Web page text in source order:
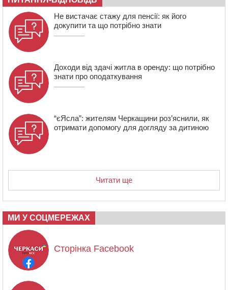
стрільцем ДШВ
17:29 Апеляційний суд підтвердив стягнення майже 250
тис. грн шкоди за незаконний вилов риби
16:07
У Черкасах за ніч виявили 15 порушників
комендантської години та 10 нетверезих водіїв
Не вистачає стажу для пенсії: як його
докупити та що потрібно знати
Доходи від здачі житла в оренду: що потрібно
знати про оподаткування
“єЯсла”: жителям Черкащини роз’яснили, як
отримати допомогу для догляду за дитиною
Читати ще
МИ У СОЦМЕРЕЖАХ
Сторінка Facebook